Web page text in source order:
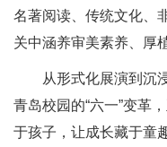
名著阅读、传统文化、
关中涵养审美素养、厚
从形式化展演到沉
青岛校园的“六一”变革
于孩子，让成长藏于童